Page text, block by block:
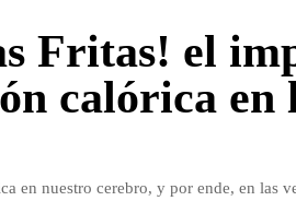
Fritas! el
calórica en
en nuestro cerebro, y por ende, en las